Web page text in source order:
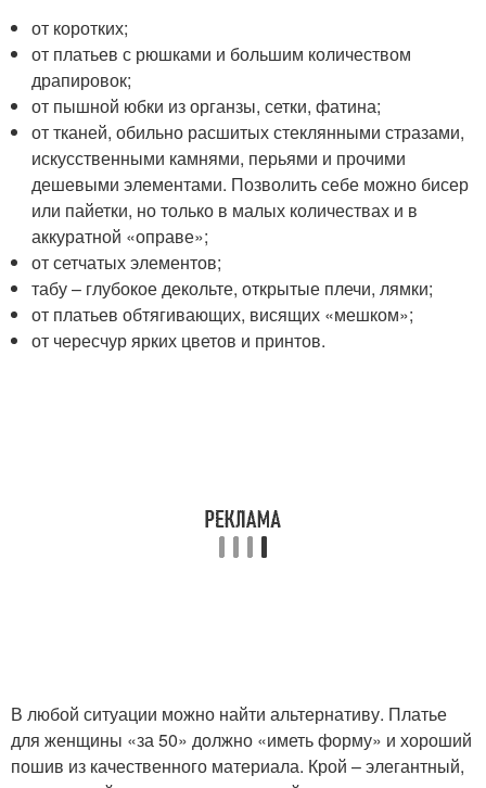
от коротких;
от платьев с рюшками и большим количеством
драпировок;
от пышной юбки из органзы, сетки, фатина;
от тканей, обильно расшитых стеклянными стразами,
искусственными камнями, перьями и прочими
дешевыми элементами. Позволить себе можно бисер
или пайетки, но только в малых количествах и в
аккуратной «оправе»;
от сетчатых элементов;
табу – глубокое декольте, открытые плечи, лямки;
от платьев обтягивающих, висящих «мешком»;
от чересчур ярких цветов и принтов.
В любой ситуации можно найти альтернативу. Платье
для женщины «за 50» должно «иметь форму» и хороший
пошив из качественного материала. Крой – элегантный,